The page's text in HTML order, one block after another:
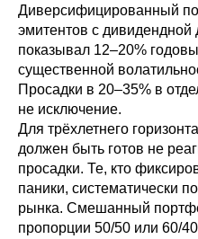
Диверсифицированный
эмитентов с дивидендной
показывал 12–20%
существенной
Просадки в 20–35% в
не исключение.
Для трёхлетнего
должен быть готов не
просадки. Те, кто
паники, систематически
рынка. Смешанный
пропорции 50/50 или 60/